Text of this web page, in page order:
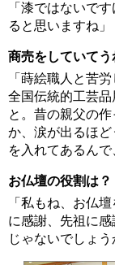
「漆ではないで
ると思いますね」
商売をしていて
「蒔絵職人と苦
全国伝統的工芸
と。昔の親父の
か、涙が出るほ
を入れてあるんで
お仏壇の役割は？
「私もね、お仏
に感謝、先祖に
じゃないでしょう